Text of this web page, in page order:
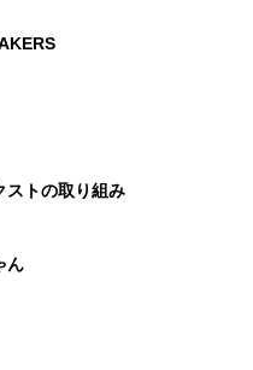
ストの取り組み
ん